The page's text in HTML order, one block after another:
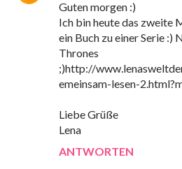
Guten morgen :)
Ich bin heute das zweite
ein Buch zu einer Serie :)
Thrones
;)http://
emeinsam-lesen-
Liebe Grüße
Lena
ANTWORTEN